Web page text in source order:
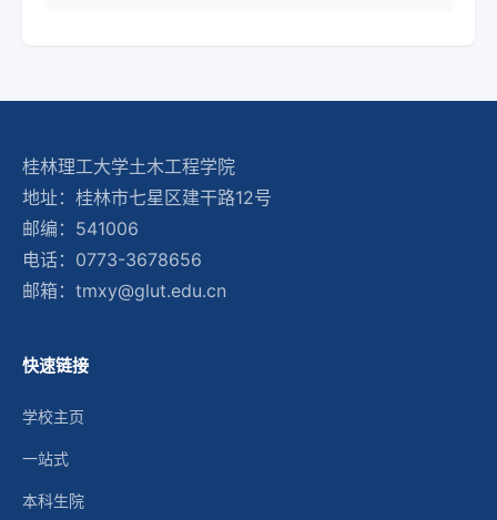
桂林理工大学土木工程学院
地址：桂林市七星区建干路12号
邮编：541006
电话：0773-3678656
邮箱：tmxy@glut.edu.cn
快速链接
学校主页
一站式
本科生院